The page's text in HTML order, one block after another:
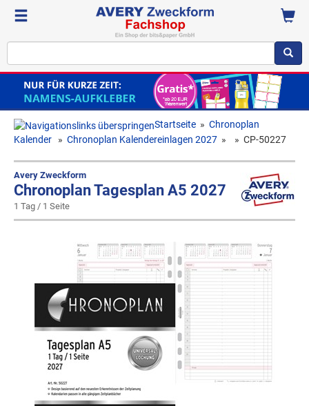
Startseite » Chronoplan
Kalender
» Chronoplan Kalendereinlagen 2027 » » CP-50227
Avery Zweckform
Chronoplan Tagesplan A5 2027
1 Tag / 1 Seite